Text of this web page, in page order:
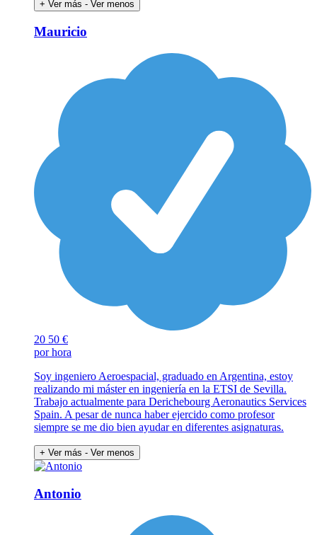
+ Ver más - Ver menos
Mauricio
20 50 €
por hora
Soy ingeniero Aeroespacial, graduado en Argentina, estoy
realizando mi máster en ingeniería en la ETSI de Sevilla.
Trabajo actualmente para Derichebourg Aeronautics Services
Spain. A pesar de nunca haber ejercido como profesor
siempre se me dio bien ayudar en diferentes asignaturas.
+ Ver más - Ver menos
Antonio